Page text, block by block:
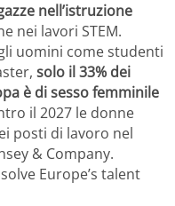
nell’istruzione
nei lavori STEM.
uomini come studenti
solo il 33% dei
è di sesso femminile
il 2027 le donne
posti di lavoro nel
& Company.
Europe’s talent